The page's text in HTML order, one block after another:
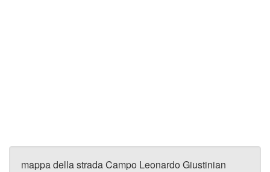
mappa della strada Campo Leonardo Giustinian